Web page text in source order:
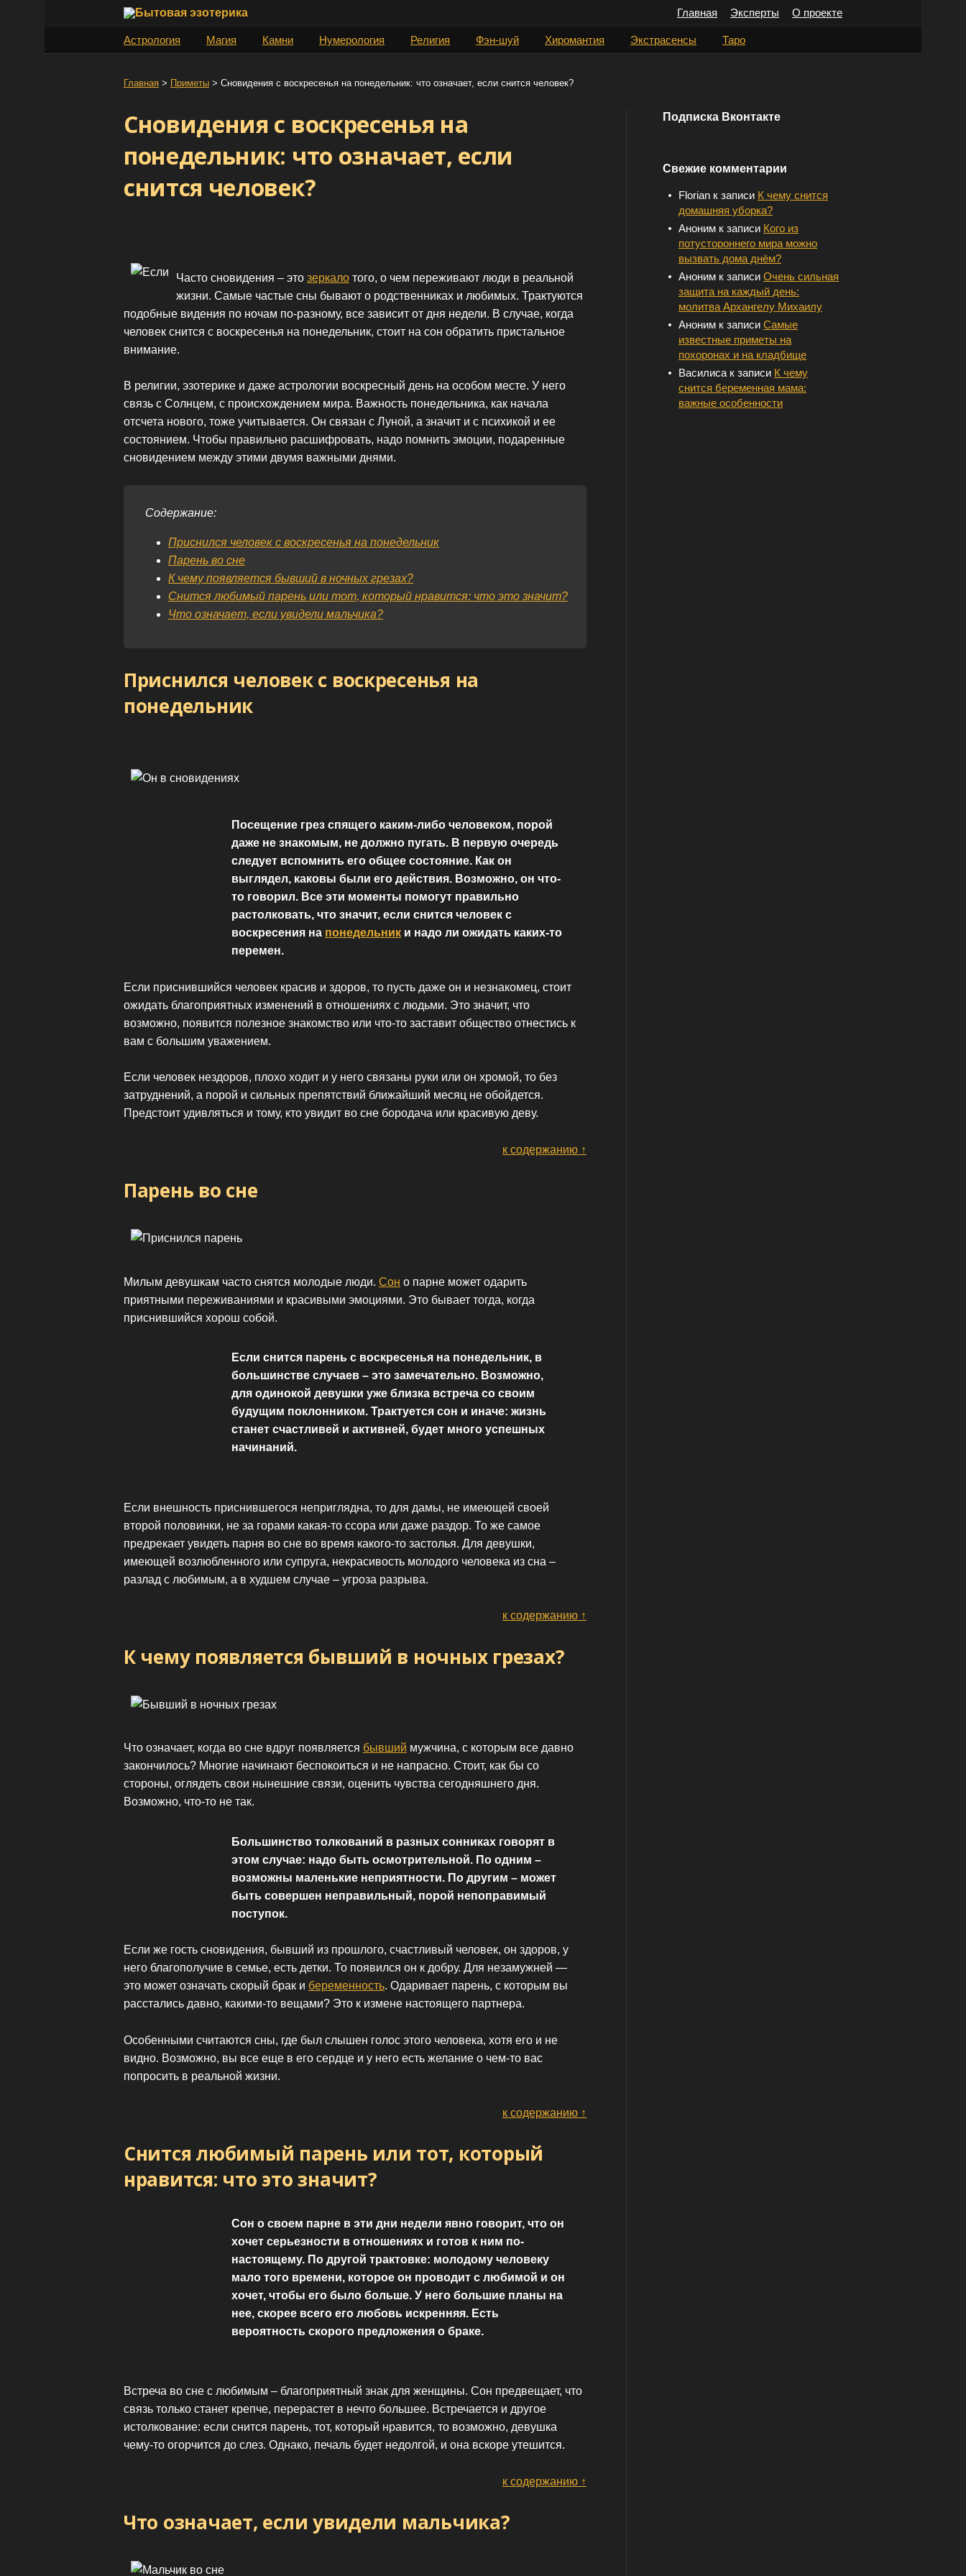
Главная Эксперты О проекте
Астрология Магия Камни Нумерология Религия Фэн-шуй Хиромантия Экстрасенсы Таро
Главная > Приметы > Сновидения с воскресенья на понедельник: что означает, если снится человек?
Сновидения с воскресенья на
понедельник: что означает, если
снится человек?
Часто сновидения – это зеркало того, о чем переживают люди в реальной
жизни. Самые частые сны бывают о родственниках и любимых. Трактуются
подобные видения по ночам по-разному, все зависит от дня недели. В случае, когда
человек снится с воскресенья на понедельник, стоит на сон обратить пристальное
внимание.
В религии, эзотерике и даже астрологии воскресный день на особом месте. У него
связь с Солнцем, с происхождением мира. Важность понедельника, как начала
отсчета нового, тоже учитывается. Он связан с Луной, а значит и с психикой и ее
состоянием. Чтобы правильно расшифровать, надо помнить эмоции, подаренные
сновидением между этими двумя важными днями.
Содержание:
Приснился человек с воскресенья на понедельник
Парень во сне
К чему появляется бывший в ночных грезах?
Снится любимый парень или тот, который нравится: что это значит?
Что означает, если увидели мальчика?
Приснился человек с воскресенья на
понедельник
Посещение грез спящего каким-либо человеком, порой
даже не знакомым, не должно пугать. В первую очередь
следует вспомнить его общее состояние. Как он
выглядел, каковы были его действия. Возможно, он что-
то говорил. Все эти моменты помогут правильно
растолковать, что значит, если снится человек с
воскресения на понедельник и надо ли ожидать каких-то
перемен.
Если приснившийся человек красив и здоров, то пусть даже он и незнакомец, стоит
ожидать благоприятных изменений в отношениях с людьми. Это значит, что
возможно, появится полезное знакомство или что-то заставит общество отнестись к
вам с большим уважением.
Если человек нездоров, плохо ходит и у него связаны руки или он хромой, то без
затруднений, а порой и сильных препятствий ближайший месяц не обойдется.
Предстоит удивляться и тому, кто увидит во сне бородача или красивую деву.
к содержанию ↑
Парень во сне
Милым девушкам часто снятся молодые люди. Сон о парне может одарить
приятными переживаниями и красивыми эмоциями. Это бывает тогда, когда
приснившийся хорош собой.
Если снится парень с воскресенья на понедельник, в
большинстве случаев – это замечательно. Возможно,
для одинокой девушки уже близка встреча со своим
будущим поклонником. Трактуется сон и иначе: жизнь
станет счастливей и активней, будет много успешных
начинаний.
Если внешность приснившегося неприглядна, то для дамы, не имеющей своей
второй половинки, не за горами какая-то ссора или даже раздор. То же самое
предрекает увидеть парня во сне во время какого-то застолья. Для девушки,
имеющей возлюбленного или супруга, некрасивость молодого человека из сна –
разлад с любимым, а в худшем случае – угроза разрыва.
к содержанию ↑
К чему появляется бывший в ночных грезах?
Что означает, когда во сне вдруг появляется бывший мужчина, с которым все давно
закончилось? Многие начинают беспокоиться и не напрасно. Стоит, как бы со
стороны, оглядеть свои нынешние связи, оценить чувства сегодняшнего дня.
Возможно, что-то не так.
Большинство толкований в разных сонниках говорят в
этом случае: надо быть осмотрительной. По одним –
возможны маленькие неприятности. По другим – может
быть совершен неправильный, порой непоправимый
поступок.
Если же гость сновидения, бывший из прошлого, счастливый человек, он здоров, у
него благополучие в семье, есть детки. То появился он к добру. Для незамужней —
это может означать скорый брак и беременность. Одаривает парень, с которым вы
расстались давно, какими-то вещами? Это к измене настоящего партнера.
Особенными считаются сны, где был слышен голос этого человека, хотя его и не
видно. Возможно, вы все еще в его сердце и у него есть желание о чем-то вас
попросить в реальной жизни.
к содержанию ↑
Снится любимый парень или тот, который
нравится: что это значит?
Сон о своем парне в эти дни недели явно говорит, что он
хочет серьезности в отношениях и готов к ним по-
настоящему. По другой трактовке: молодому человеку
мало того времени, которое он проводит с любимой и он
хочет, чтобы его было больше. У него большие планы на
нее, скорее всего его любовь искренняя. Есть
вероятность скорого предложения о браке.
Встреча во сне с любимым – благоприятный знак для женщины. Сон предвещает, что
связь только станет крепче, перерастет в нечто большее. Встречается и другое
истолкование: если снится парень, тот, который нравится, то возможно, девушка
чему-то огорчится до слез. Однако, печаль будет недолгой, и она вскоре утешится.
к содержанию ↑
Что означает, если увидели мальчика?
Подписка Вконтакте
Свежие комментарии
Florian к записи К чему снится
домашняя уборка?
Аноним к записи Кого из
потустороннего мира можно
вызвать дома днём?
Аноним к записи Очень сильная
защита на каждый день:
молитва Архангелу Михаилу
Аноним к записи Самые
известные приметы на
похоронах и на кладбище
Василиса к записи К чему
снится беременная мама:
важные особенности